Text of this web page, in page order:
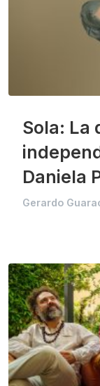
Sola: La
Daniela
Gerardo